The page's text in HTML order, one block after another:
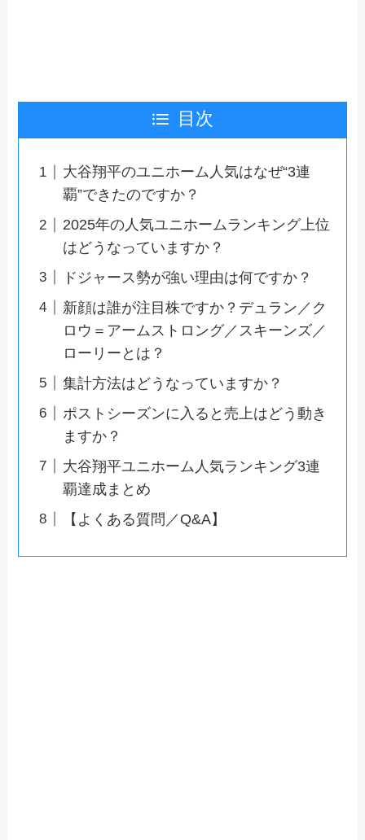
目次
大谷翔平のユニホーム人気はなぜ“3連
覇”できたのですか？
2025年の人気ユニホームランキング上位
はどうなっていますか？
ドジャース勢が強い理由は何ですか？
新顔は誰が注目株ですか？デュラン／ク
ロウ＝アームストロング／スキーンズ／
ローリーとは？
集計方法はどうなっていますか？
ポストシーズンに入ると売上はどう動き
ますか？
大谷翔平ユニホーム人気ランキング3連
覇達成まとめ
【よくある質問／Q&A】